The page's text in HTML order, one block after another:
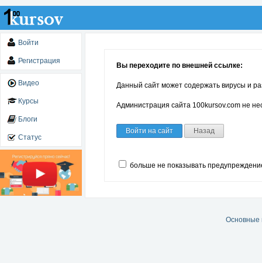
Войти
Регистрация
Видео
Курсы
Блоги
Статус
Вы переходите по внешней ссылке:
Данный сайт может содержать вирусы и
Администрация сайта 100kursov.com не
Войти на сайт Назад
больше не показывать
Основные